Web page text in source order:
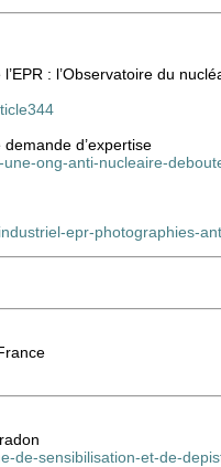
: l’Observatoire du
d’expertise
ong-anti-nucleaire-
epr-photographies-
de-sensibilisation-et-de-